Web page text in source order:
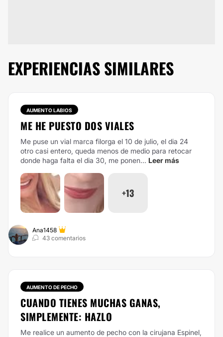
EXPERIENCIAS SIMILARES
AUMENTO LABIOS
ME HE PUESTO DOS VIALES
Me puse un vial marca filorga el 10 de julio, el dia 24
otro casi entero, queda menos de medio para retocar
donde haga falta el dia 30, me ponen... Leer más
+13
Ana1458
43 comentarios
AUMENTO DE PECHO
CUANDO TIENES MUCHAS GANAS,
SIMPLEMENTE: HAZLO
Me realice un aumento de pecho con la cirujana Espinel,